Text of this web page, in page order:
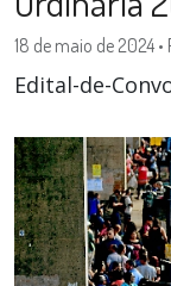
18 de maio de 2024 •
Edital-de-